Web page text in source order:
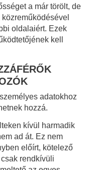
a már törölt, de
oldalaiért. Ezek
kell
adatokhoz
hozzá.
kívül harmadik
ad át. Ez nem
előírt, kötelező
rendkívüli